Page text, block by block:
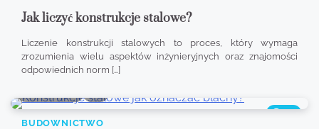
Jak liczyć konstrukcje stalowe?
Liczenie konstrukcji stalowych to proces, który wymaga
zrozumienia wielu aspektów inżynieryjnych oraz znajomości
odpowiednich norm […]
325
BUDOWNICTWO